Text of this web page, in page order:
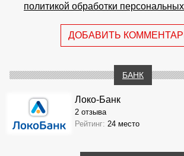
политикой обработки
ДОБАВИТЬ
БАНК
Локо-Банк
2 отзыва
Рейтинг: 24 место